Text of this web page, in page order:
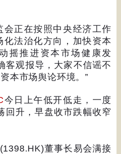
正在按照中央经济工作
法治化方向，加快资本
摇推进资本市场健康发
客观报导，大家不信谣不
本市场舆论环境。”
今日上午低开低走，一度
回升，早盘收市跌幅收窄
董事长易会满接